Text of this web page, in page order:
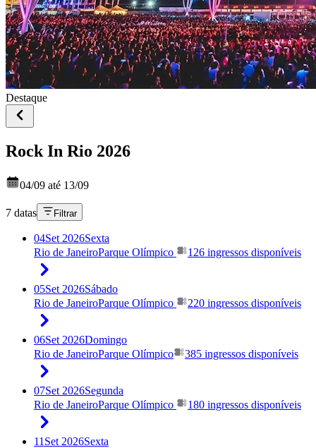
Destaque
Rock In Rio 2026
04/09 até 13/09
7 datas Filtrar
04Set 2026Sexta
Rio de JaneiroParque Olímpico 126 ingressos disponíveis
05Set 2026Sábado
Rio de JaneiroParque Olímpico 220 ingressos disponíveis
06Set 2026Domingo
Rio de JaneiroParque Olímpico 385 ingressos disponíveis
07Set 2026Segunda
Rio de JaneiroParque Olímpico 180 ingressos disponíveis
11 Set 2026Sexta